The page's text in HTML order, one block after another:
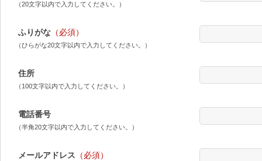
（20文字以内で入力してください。）
ふりがな （必須）
（ひらがな20文字以内で入力してください。）
住所
（100文字以内で入力してください。）
電話番号
（半角20文字以内で入力してください。）
メールアドレス （必須）